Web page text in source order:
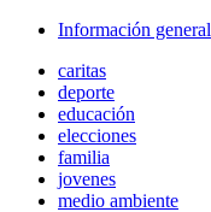
Información general
caritas
deporte
educación
elecciones
familia
jovenes
medio ambiente